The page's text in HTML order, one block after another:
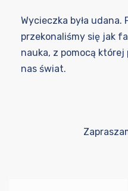
Wycieczka była udana.
przekonaliśmy się jak
nauka, z pomocą
nas świat.